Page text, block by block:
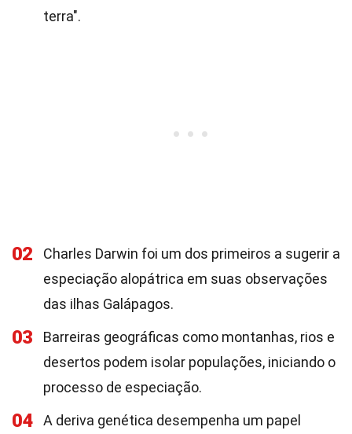
terra".
02
Charles Darwin foi um dos primeiros a sugerir a
especiação alopátrica em suas observações
das ilhas Galápagos.
03
Barreiras geográficas como montanhas, rios e
desertos podem isolar populações, iniciando o
processo de especiação.
04
A deriva genética desempenha um papel